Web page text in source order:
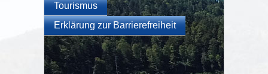
Tourismus
Erklärung zur Barrierefreiheit